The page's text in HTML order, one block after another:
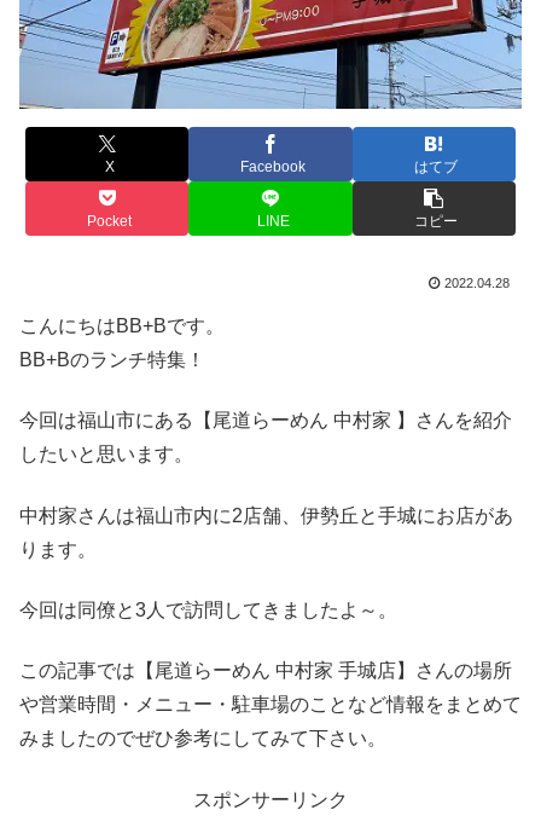
X Facebook はてブ
Pocket LINE コピー
2022.04.28
こんにちはBB+Bです。
BB+Bのランチ特集！
今回は福山市にある【尾道らーめん 中村家 】さんを紹介
したいと思います。
中村家さんは福山市内に2店舗、伊勢丘と手城にお店があ
ります。
今回は同僚と3人で訪問してきましたよ～。
この記事では【尾道らーめん 中村家 手城店】さんの場所
や営業時間・メニュー・駐車場のことなど情報をまとめて
みましたのでぜひ参考にしてみて下さい。
スポンサーリンク